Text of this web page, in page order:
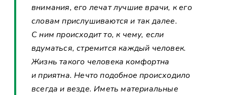
внимания, его лечат лучшие врачи, к его
словам прислушиваются и так далее.
С ним происходит то, к чему, если
вдуматься, стремится каждый человек.
Жизнь такого человека комфортна
и приятна. Нечто подобное происходило
всегда и везде. Иметь материальные